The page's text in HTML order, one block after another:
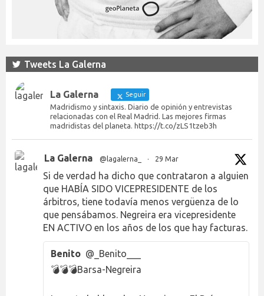
Tweets La Galerna
La Galerna Seguir
Madridismo y sintaxis. Diario de opinión y entrevistas
relacionadas con el Real Madrid. Las mejores firmas
madridistas del planeta. https://t.co/zLS1tzeb3h
La Galerna @lagalerna_ · 29 Mar
Si de verdad ha dicho que contrataron a alguien
que HABÍA SIDO VICEPRESIDENTE de los
árbitros, tiene todavía menos vergüenza de lo
que pensábamos. Negreira era vicepresidente
EN ACTIVO en los años de los que hay facturas.
Benito @_Benito___
💣💣💣Barsa-Negreira